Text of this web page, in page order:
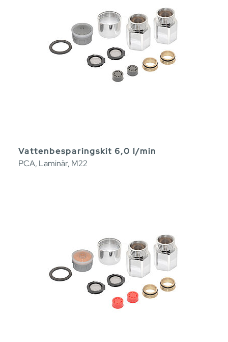
Vattenbesparingskit 6,0 l/min
PCA, Laminär, M22